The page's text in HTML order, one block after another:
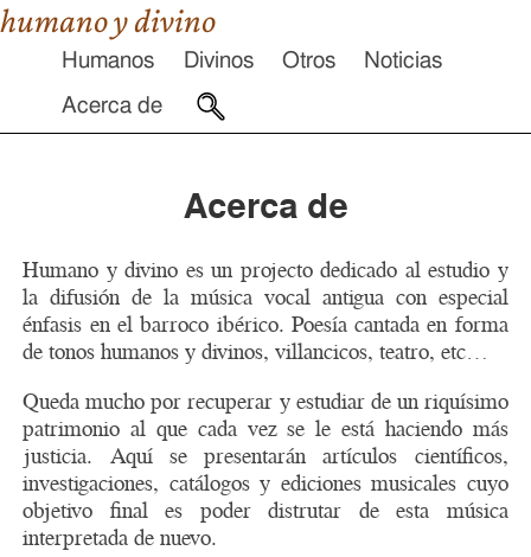
humano y divino
Humanos Divinos Otros Noticias
Acerca de
Acerca de
Humano y divino es un projecto dedicado al estudio y
la difusión de la música vocal antigua con especial
énfasis en el barroco ibérico. Poesía cantada en forma
de tonos humanos y divinos, villancicos, teatro, etc…
Queda mucho por recuperar y estudiar de un riquísimo
patrimonio al que cada vez se le está haciendo más
justicia. Aquí se presentarán artículos científicos,
investigaciones, catálogos y ediciones musicales cuyo
objetivo final es poder distrutar de esta música
interpretada de nuevo.